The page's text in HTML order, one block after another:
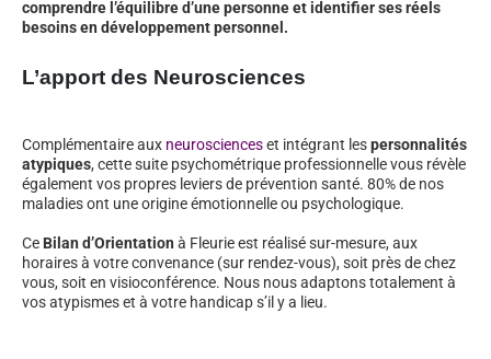
comprendre l’équilibre d’une personne et identifier ses réels
besoins en développement personnel.
L’apport des Neurosciences
Complémentaire aux neuroscienceset intégrant lespersonnalités
atypiques, cette suite psychométrique professionnelle vous révèle
également vos propres leviers de prévention santé. 80% de nos
maladies ont une origine émotionnelle ou psychologique.
Ce Bilan d’Orientation à Fleurie est réalisé sur-mesure, aux
horaires à votre convenance (sur rendez-vous), soit près de chez
vous, soit en visioconférence. Nous nous adaptons totalement à
vos atypismes et à votre handicap s’il y a lieu.